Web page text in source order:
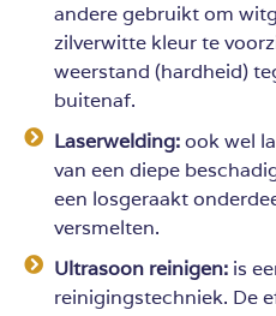
andere gebruikt om
zilverwitte kleur te
weerstand (hardheid)
buitenaf.
Laserwelding:ook wel
van een diepe
een losgeraakt
versmelten.
Ultrasoon reinigen: is
reinigingstechniek. De